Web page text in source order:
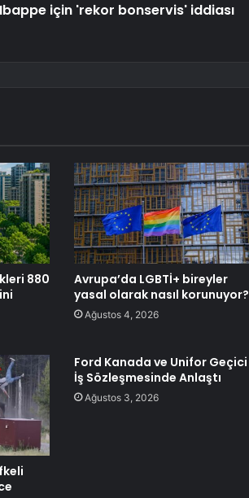
için 'rekor bonservis' iddiası
880
Avrupa’da LGBTİ+ bireyler
yasal olarak nasıl korunuyor?
Ağustos 4, 2026
Ford Kanada ve Unifor Geçici
İş Sözleşmesinde Anlaştı
Ağustos 3, 2026